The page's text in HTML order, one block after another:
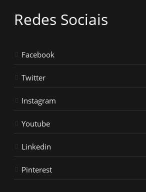
Redes Sociais
Facebook
Twitter
Instagram
Youtube
Linkedin
Pinterest